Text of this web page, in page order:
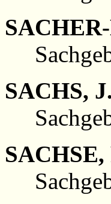
SACHS,
SACHSE,